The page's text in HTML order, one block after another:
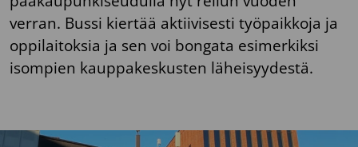
verran. Bussi kiertää aktiivisesti työpaikkoja ja
oppilaitoksia ja sen voi bongata esimerkiksi
isompien kauppakeskusten läheisyydestä.